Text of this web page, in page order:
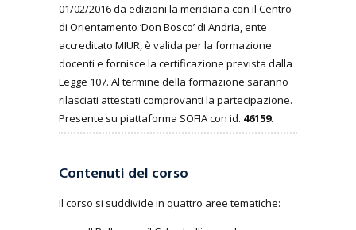
01/02/2016 da edizioni la meridiana con il Centro
di Orientamento ‘Don Bosco’ di Andria, ente
accreditato MIUR, è valida per la formazione
docenti e fornisce la certificazione prevista dalla
Legge 107. Al termine della formazione saranno
rilasciati attestati comprovanti la partecipazione.
Presente su piattaforma SOFIA con id. 46159.
Contenuti del corso
Il corso si suddivide in quattro aree tematiche: